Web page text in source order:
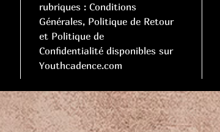
rubriques : Conditions
Générales, Politique de Retour
et Politique de
Confidentialité disponibles sur
Youthcadence.com